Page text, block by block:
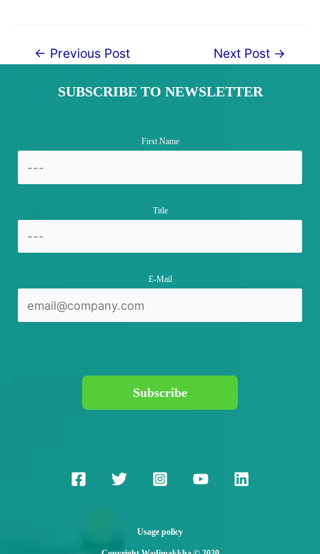
Post← Previous Post Next Post →
SUBSCRIBE TO NEWSLETTER
First Name
Title
E-Mail
Subscribe
Usage policy